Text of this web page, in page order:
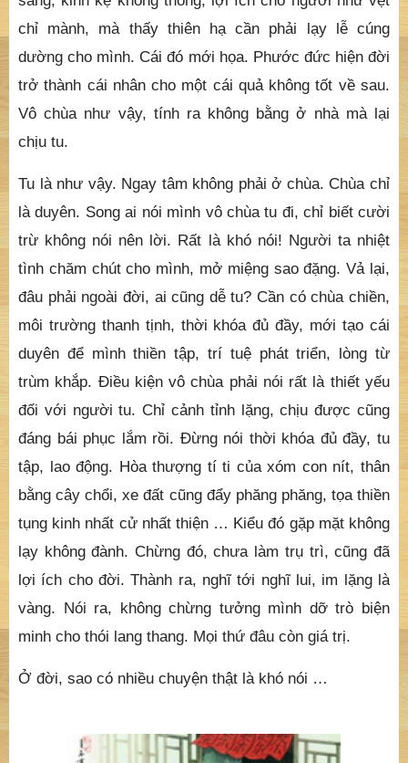
chỉ mành, mà thấy thiên hạ cần phải lạy lễ cúng
dường cho mình. Cái đó mới họa. Phước đức hiện đời
trở thành cái nhân cho một cái quả không tốt về sau.
Vô chùa như vậy, tính ra không bằng ở nhà mà lại
chịu tu.
Tu là như vậy. Ngay tâm không phải ở chùa. Chùa chỉ
là duyên. Song ai nói mình vô chùa tu đi, chỉ biết cười
trừ không nói nên lời. Rất là khó nói! Người ta nhiệt
tình chăm chút cho mình, mở miệng sao đặng. Vả lại,
đâu phải ngoài đời, ai cũng dễ tu? Cần có chùa chiền,
môi trường thanh tịnh, thời khóa đủ đầy, mới tạo cái
duyên để mình thiền tập, trí tuệ phát triển, lòng từ
trùm khắp. Điều kiện vô chùa phải nói rất là thiết yếu
đối với người tu. Chỉ cảnh tỉnh lặng, chịu được cũng
đáng bái phục lắm rồi. Đừng nói thời khóa đủ đầy, tu
tập, lao động. Hòa thượng tí ti của xóm con nít, thân
bằng cây chổi, xe đất cũng đẩy phăng phăng, tọa thiền
tụng kinh nhất cử nhất thiện … Kiểu đó gặp mặt không
lạy không đành. Chừng đó, chưa làm trụ trì, cũng đã
lợi ích cho đời. Thành ra, nghĩ tới nghĩ lui, im lặng là
vàng. Nói ra, không chừng tưởng mình dỡ trò biện
minh cho thói lang thang. Mọi thứ đâu còn giá trị.
Ở đời, sao có nhiều chuyện thật là khó nói …